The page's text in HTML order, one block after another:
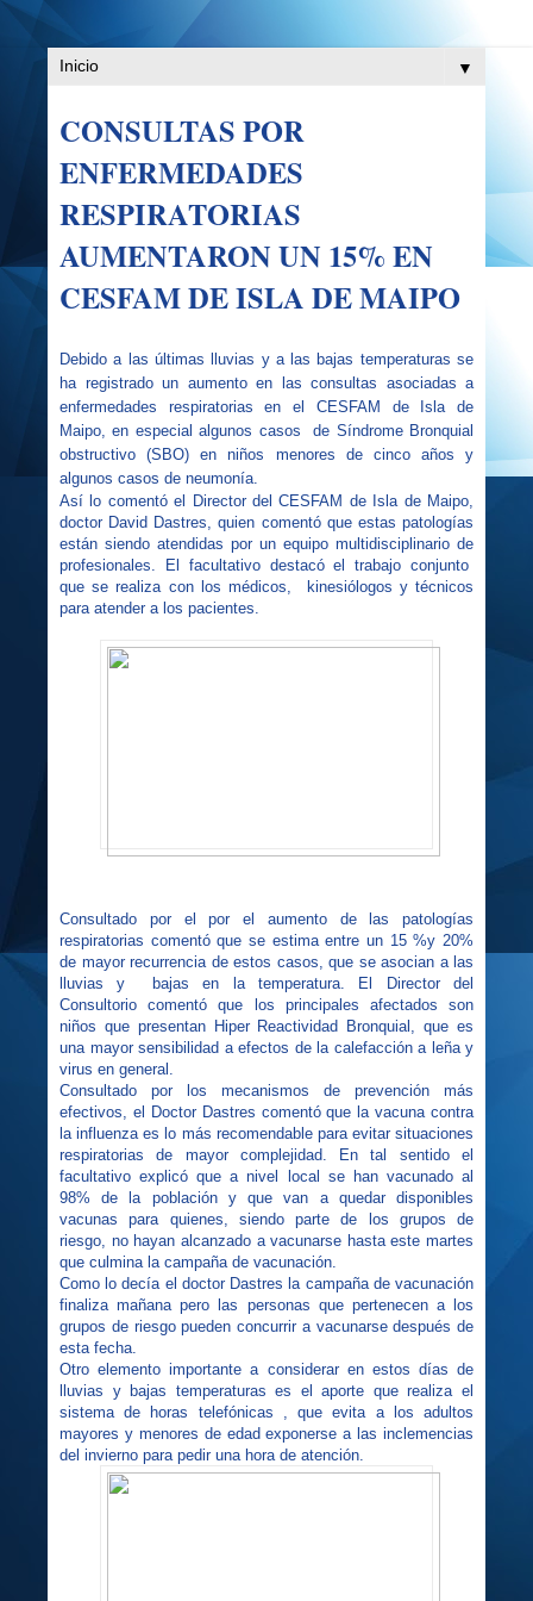
▼
CONSULTAS POR
ENFERMEDADES
RESPIRATORIAS
AUMENTARON UN 15% EN
CESFAM DE ISLA DE MAIPO
Debido a las últimas lluvias y a las bajas temperaturas se
ha registrado un aumento en las consultas asociadas a
enfermedades respiratorias en el CESFAM de Isla de
Maipo, en especial algunos casos
de Síndrome Bronquial
obstructivo (SBO) en niños menores de cinco años y
algunos casos de neumonía.
Así lo comentó el Director del CESFAM de Isla de Maipo,
doctor David Dastres, quien comentó que estas patologías
están siendo atendidas por un equipo multidisciplinario de
profesionales. El facultativo destacó el trabajo conjunto
que se realiza con los médicos,
kinesiólogos y técnicos
para atender a los pacientes.
Consultado por el por el aumento de las patologías
respiratorias comentó que se estima entre un 15 %y 20%
de mayor recurrencia de estos casos, que se asocian a las
lluvias y
bajas en la temperatura. El Director del
Consultorio comentó que los principales afectados son
niños que presentan Hiper Reactividad Bronquial, que es
una mayor sensibilidad a efectos de la calefacción a leña y
virus en general.
Consultado por los mecanismos de prevención más
efectivos, el Doctor Dastres comentó que la vacuna contra
la influenza es lo más recomendable para evitar situaciones
respiratorias de mayor complejidad. En tal sentido el
facultativo explicó que a nivel local se han vacunado al
98% de la población y que van a quedar disponibles
vacunas para quienes, siendo parte de los grupos de
riesgo, no hayan alcanzado a vacunarse hasta este martes
que culmina la campaña de vacunación.
Como lo decía el doctor Dastres la campaña de vacunación
finaliza mañana pero las personas que pertenecen a los
grupos de riesgo pueden concurrir a vacunarse después de
esta fecha.
Otro elemento importante a considerar en estos días de
lluvias y bajas temperaturas es el aporte que realiza el
sistema de horas telefónicas , que evita a los adultos
mayores y menores de edad exponerse a las inclemencias
del invierno para pedir una hora de atención.